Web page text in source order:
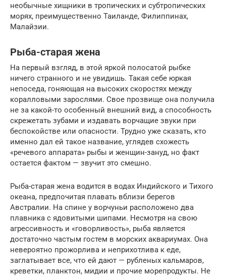
необычные хищники в тропических и субтропических
морях, преимущественно Таиланде, Филиппинах,
Малайзии.
Рыба-старая жена
На первый взгляд, в этой яркой полосатой рыбке
ничего странного и не увидишь. Такая себе юркая
непоседа, гоняющая на высоких скоростях между
коралловыми зарослями. Свое прозвище она получила
не за какой-то особенный внешний вид, а способность
скрежетать зубами и издавать ворчащие звуки при
беспокойстве или опасности. Трудно уже сказать, кто
именно дал ей такое название, углядев схожесть
«речевого аппарата» рыбы и женщин-зануд, но факт
остается фактом — звучит это смешно.
Рыба-старая жена водится в водах Индийского и Тихого
океана, предпочитая плавать вблизи берегов
Австралии. На спине у ворчуньи расположено два
плавника с ядовитыми шипами. Несмотря на свою
агрессивность и «говорливость», рыба является
достаточно частым гостем в морских аквариумах. Она
невероятно прожорлива и неприхотлива к еде,
заглатывает все, что ей дают — рубленых кальмаров,
креветки, планктон, мидии и прочие морепродукты. Не